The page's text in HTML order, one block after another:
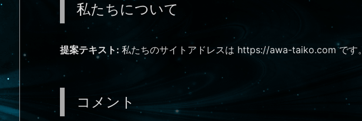
私たちについて
提案テキスト: 私たちのサイトアドレスは https://awa-taiko.com です。
コメント